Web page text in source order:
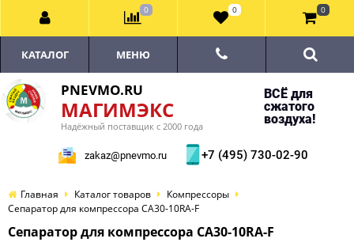
PNEVMO.RU
МАГИМЭКС
Надёжный поставщик с 2000 года
ВСЁ для
сжатого
воздуха!
zakaz@pnevmo.ru +7 (495) 730-02-90
КАТАЛОГ МЕНЮ
Главная Каталог товаров
Компрессоры
Сепаратор для компрессора CA30-10RA-F
Сепаратор для компрессора CA30-10RA-F
0 0 0